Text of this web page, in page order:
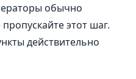
обычно
этот шаг.
действительно